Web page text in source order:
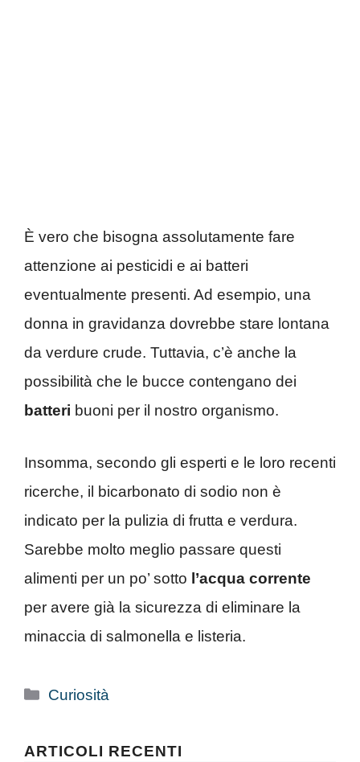
È vero che bisogna assolutamente fare
attenzione ai pesticidi e ai batteri
eventualmente presenti. Ad esempio, una
donna in gravidanza dovrebbe stare lontana
da verdure crude. Tuttavia, c’è anche la
possibilità che le bucce contengano dei
batteri buoni per il nostro organismo.
Insomma, secondo gli esperti e le loro recenti
ricerche, il bicarbonato di sodio non è
indicato per la pulizia di frutta e verdura.
Sarebbe molto meglio passare questi
alimenti per un po’ sotto l’acqua corrente
per avere già la sicurezza di eliminare la
minaccia di salmonella e listeria.
Categorie
Curiosità
ARTICOLI RECENTI